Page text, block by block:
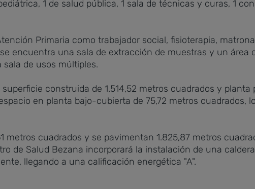
1 de salud pública, 1 sala de técnicas y curas, 1
Primaria como trabajador social, fisioterapia,
encuentra una sala de extracción de muestras y un área
de usos múltiples.
construida de 1.514,52 metros cuadrados y planta
en planta bajo-cubierta de 75,72 metros cuadrados,
metros cuadrados y se pavimentan 1.825,87 metros
de Salud Bezana incorporará la instalación de una
llegando a una calificación energética "A".